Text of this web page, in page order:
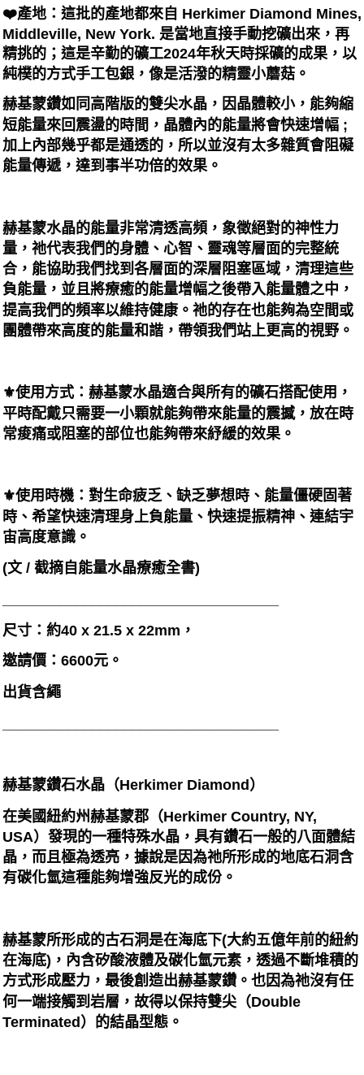
❤️產地：這批的產地都來自 Herkimer Diamond Mines,
Middleville, New York. 是當地直接手動挖礦出來，再
精挑的；這是辛勤的礦工2024年秋天時採礦的成果，以
純樸的方式手工包銀，像是活潑的精靈小蘑菇。
赫基蒙鑽如同高階版的雙尖水晶，因晶體較小，能夠縮
短能量來回震盪的時間，晶體內的能量將會快速增幅 ;
加上內部幾乎都是通透的，所以並沒有太多雜質會阻礙
能量傳遞，達到事半功倍的效果。
赫基蒙水晶的能量非常清透高頻，象徵絕對的神性力
量，祂代表我們的身體、心智、靈魂等層面的完整統
合，能協助我們找到各層面的深層阻塞區域，清理這些
負能量，並且將療癒的能量增幅之後帶入能量體之中，
提高我們的頻率以維持健康。祂的存在也能夠為空間或
團體帶來高度的能量和諧，帶領我們站上更高的視野。
⚜️使用方式：赫基蒙水晶適合與所有的礦石搭配使用，
平時配戴只需要一小顆就能夠帶來能量的震撼，放在時
常痠痛或阻塞的部位也能夠帶來紓緩的效果。
⚜️使用時機：對生命疲乏、缺乏夢想時、能量僵硬固著
時、希望快速清理身上負能量、快速提振精神、連結宇
宙高度意識。
(文 / 截摘自能量水晶療癒全書)
尺寸：約40 x 21.5 x 22mm，
邀請價：6600元。
出貨含繩
赫基蒙鑽石水晶（Herkimer Diamond）
在美國紐約州赫基蒙郡（Herkimer Country, NY,
USA）發現的一種特殊水晶，具有鑽石一般的八面體結
晶，而且極為透亮，據說是因為祂所形成的地底石洞含
有碳化氫這種能夠增強反光的成份。
赫基蒙所形成的古石洞是在海底下(大約五億年前的紐約
在海底)，內含矽酸液體及碳化氫元素，透過不斷堆積的
方式形成壓力，最後創造出赫基蒙鑽。也因為祂沒有任
何一端接觸到岩層，故得以保持雙尖（Double
Terminated）的結晶型態。